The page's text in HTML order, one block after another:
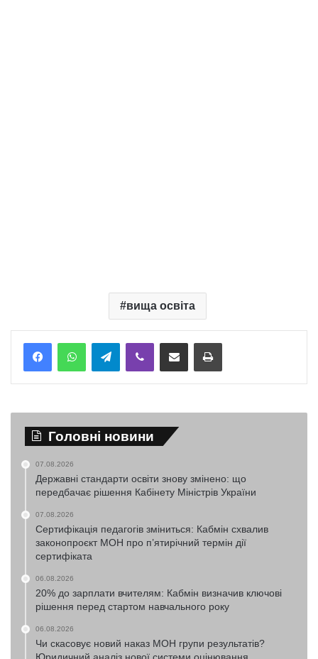
вища освіта
TelegramViber Надіслати електронною поштоюНадрукувати
Головні новини
07.08.2026
Державні стандарти освіти знову змінено: що
передбачає рішення Кабінету Міністрів України
07.08.2026
Сертифікація педагогів зміниться: Кабмін схвалив
законопроєкт МОН про п’ятирічний термін дії
сертифіката
06.08.2026
20% до зарплати вчителям: Кабмін визначив ключові
рішення перед стартом навчального року
06.08.2026
Чи скасовує новий наказ МОН групи результатів?